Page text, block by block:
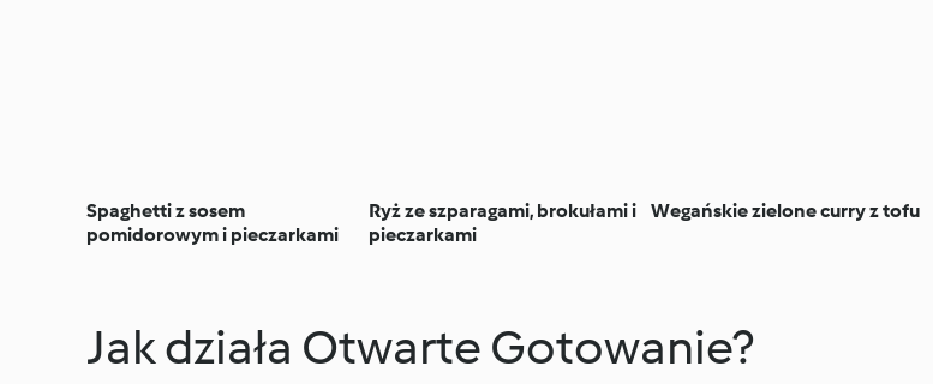
Spaghetti z sosem
pomidorowym i pieczarkami
Ryż ze szparagami, brokułami i
pieczarkami
Wegańskie zielone curry z tofu
Jak działa Otwarte Gotowanie?